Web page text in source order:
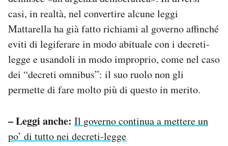
casi, in realtà, nel convertire alcune leggi
Mattarella ha già fatto richiami al governo affinché
eviti di legiferare in modo abituale con i decreti-
legge e usandoli in modo improprio, come nel caso
dei “decreti omnibus”: il suo ruolo non gli
permette di fare molto più di questo in merito.
– Leggi anche: Il governo continua a mettere un
po’ di tutto nei decreti-legge